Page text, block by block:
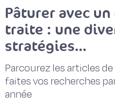
Pâturer avec
traite : une
stratégies…
Parcourez les articles
faites vos recherches
année